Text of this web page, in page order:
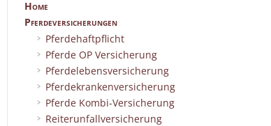
Home
Pferdeversicherungen
Pferdehaftpflicht
Pferde OP Versicherung
Pferdelebensversicherung
Pferdekrankenversicherung
Pferde Kombi-Versicherung
Reiterunfallversicherung